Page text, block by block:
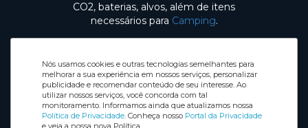
Nós usamos cookies e outras tecnologias semelhantes para
melhorar a sua experiência em nossos serviços, personalizar
publicidade e recomendar conteúdo de seu interesse. Ao
utilizar nossos serviços, você concorda com tal
monitoramento. Informamos ainda que atualizamos nossa
Política de Privacidade. Conheça nosso Portal da Privacidade
e veja a nossa nova Política.
CO2, baterias, alvos, além de itens
necessários para Camping.
Selos de Segurança Redes sociais